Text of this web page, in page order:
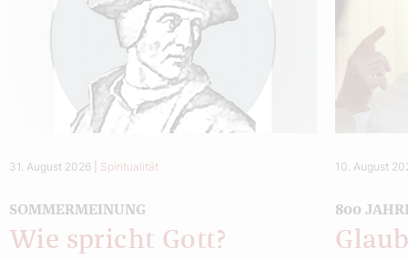
31. August 2026 Spiritualität
SOMMERMEINUNG
Wie spricht Gott?
10. August
800